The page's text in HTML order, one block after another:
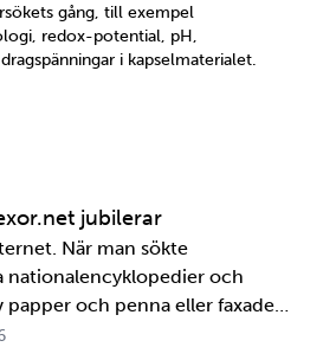
gång, till exempel
redox-potential, pH,
i kapselmaterialet.
jubilerar
När man sökte
nationalencyklopedier och
papper och penna eller faxade
fram snabbt. Det är inte